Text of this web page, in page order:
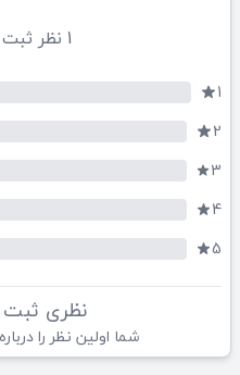
1
2
3
4
5
1 نظر
نظری
شما اولین نظر را